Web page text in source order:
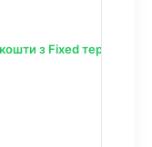
з Fixed терміну?